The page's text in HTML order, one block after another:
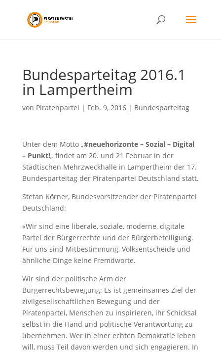
Bundesparteitag 2016.1
in Lampertheim
von Piratenpartei | Feb. 9, 2016| Bundesparteitag
Unter dem Motto „#neuehorizonte – Sozial – Digital
– Punkt!„ findet am 20. und 21 Februar in der
Städtischen Mehrzweckhalle in Lampertheim der 17.
Bundesparteitag der Piratenpartei Deutschland statt.
Stefan Körner, Bundesvorsitzender der Piratenpartei
Deutschland:
«Wir sind eine liberale, soziale, moderne, digitale
Partei der Bürgerrechte und der Bürgerbeteiligung.
Für uns sind Mitbestimmung, Volksentscheide und
ähnliche Dinge keine Fremdworte.
Wir sind der politische Arm der
Bürgerrechtsbewegung: Es ist gemeinsames Ziel der
zivilgesellschaftlichen Bewegung und der
Piratenpartei, Menschen zu inspirieren, ihr Schicksal
selbst in die Hand und politische Verantwortung zu
übernehmen. Wer in einer echten Demokratie leben
will, muss Teil davon werden und sich engagieren. In